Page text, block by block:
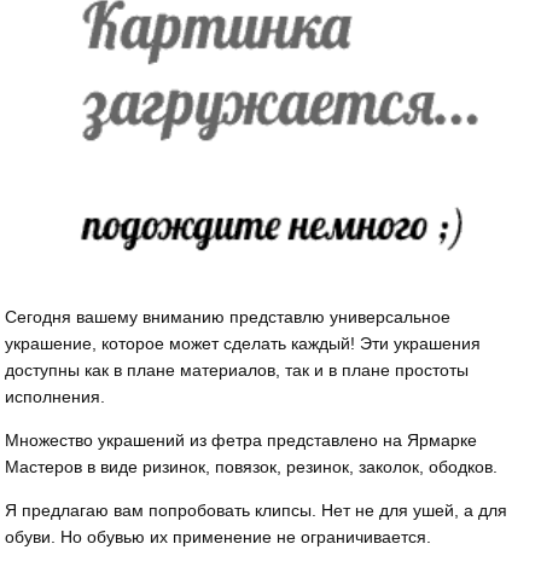
Сегодня вашему вниманию представлю универсальное
украшение, которое может сделать каждый! Эти украшения
доступны как в плане материалов, так и в плане простоты
исполнения.
Множество украшений из фетра представлено на Ярмарке
Мастеров в виде ризинок, повязок, резинок, заколок, ободков.
Я предлагаю вам попробовать клипсы. Нет не для ушей, а для
обуви. Но обувью их применение не ограничивается.